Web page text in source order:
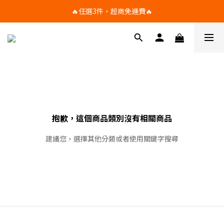
🔥任選3件，超商免運費🔥
🔥任選3件，超商免運費🔥
任選滿額折扣，滿1500享95折，滿2500享9折，滿3500享88折
抱歉，這個商品類別沒有相關商品
建議您，選擇其他分類或者使用關鍵字搜尋